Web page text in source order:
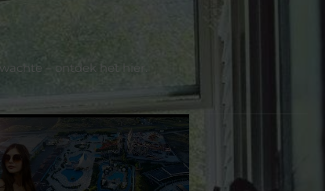
– ontdek het hier.